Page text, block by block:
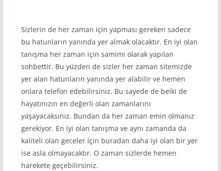
Sizlerin de her zaman için yapması gereken sadece
bu hatunların yanında yer almak olacaktır. En iyi olan
tanışma her zaman için samimi olarak yapılan
sohbettir. Bu yüzden de sizler her zaman sitemizde
yer alan hatunların yanında yer alabilir ve hemen
onlara telefon edebilirsiniz. Bu sayede de belki de
hayatınızın en değerli olan zamanlarını
yaşayacaksınız. Bundan da her zaman emin olmanız
gerekiyor. En iyi olan tanışma ve aynı zamanda da
kaliteli olan geceler için buradan daha iyi olan bir yer
ise asla olmayacaktır. O zaman sizlerde hemen
harekete geçebilirsiniz.